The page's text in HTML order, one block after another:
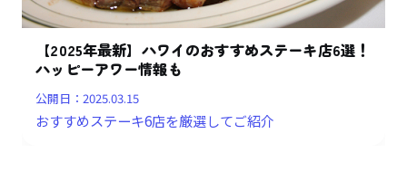
【2025年最新】ハワイのおすすめステーキ店6選！
ハッピーアワー情報も
公開日：2025.03.15
おすすめステーキ6店を厳選してご紹介